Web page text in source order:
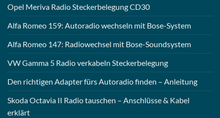
Opel Meriva Radio Steckerbelegung CD30
Alfa Romeo 159: Autoradio wechseln mit Bose-System
Alfa Romeo 147: Radiowechsel mit Bose-Soundsystem
VW Gamma 5 Radio verkabeln Steckerbelegung
Den richtigen Adapter fürs Autoradio finden – Anleitung
Skoda Octavia II Radio tauschen – Anschlüsse & Kabel
erklärt